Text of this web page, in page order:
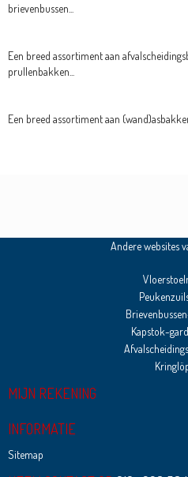
brievenbussen...
Een breed assortiment aan
prullenbakken...
Een breed assortiment aan
Andere websites
Kapstok-
MIJN REKENING
INFORMATIE
Sitemap